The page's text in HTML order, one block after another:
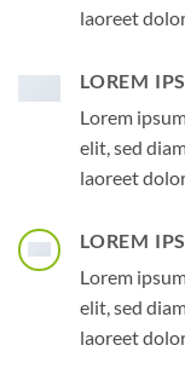
laoreet
LOREM
Lorem
elit, sed
laoreet
LOREM
Lorem
elit, sed
laoreet